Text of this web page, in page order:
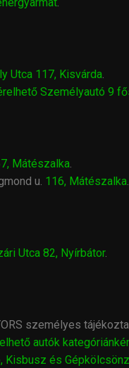
.
Utca 117, Kisvárda.
Személyautó 9
Mátészalka.
u. 116, Mátészalka.
Utca 82, Nyírbátor.
személyes
autók
Kisbusz és